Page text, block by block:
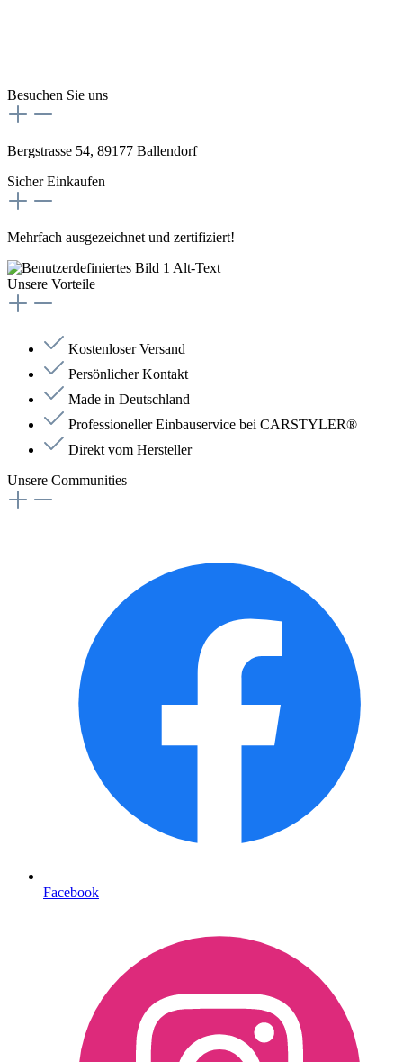
Besuchen Sie uns
Bergstrasse 54, 89177 Ballendorf
Sicher Einkaufen
Mehrfach ausgezeichnet und zertifiziert!
Unsere Vorteile
Kostenloser Versand
Persönlicher Kontakt
Made in Deutschland
Professioneller Einbauservice bei CARSTYLER®
Direkt vom Hersteller
Unsere Communities
Facebook